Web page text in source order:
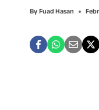
ByFuad Hasan